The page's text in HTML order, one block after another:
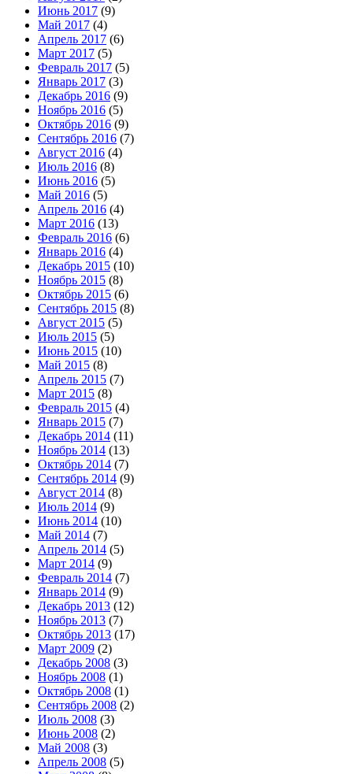
Июнь 2017 (9)
Май 2017 (4)
Апрель 2017 (6)
Март 2017 (5)
Февраль 2017 (5)
Январь 2017 (3)
Декабрь 2016 (9)
Ноябрь 2016 (5)
Октябрь 2016 (9)
Сентябрь 2016 (7)
Август 2016 (4)
Июль 2016 (8)
Июнь 2016 (5)
Май 2016 (5)
Апрель 2016 (4)
Март 2016 (13)
Февраль 2016 (6)
Январь 2016 (4)
Декабрь 2015 (10)
Ноябрь 2015 (8)
Октябрь 2015 (6)
Сентябрь 2015 (8)
Август 2015 (5)
Июль 2015 (5)
Июнь 2015 (10)
Май 2015 (8)
Апрель 2015 (7)
Март 2015 (8)
Февраль 2015 (4)
Январь 2015 (7)
Декабрь 2014 (11)
Ноябрь 2014 (13)
Октябрь 2014 (7)
Сентябрь 2014 (9)
Август 2014 (8)
Июль 2014 (9)
Июнь 2014 (10)
Май 2014 (7)
Апрель 2014 (5)
Март 2014 (9)
Февраль 2014 (7)
Январь 2014 (9)
Декабрь 2013 (12)
Ноябрь 2013 (7)
Октябрь 2013 (17)
Март 2009 (2)
Декабрь 2008 (3)
Ноябрь 2008 (1)
Октябрь 2008 (1)
Сентябрь 2008 (2)
Июль 2008 (3)
Июнь 2008 (2)
Май 2008 (3)
Апрель 2008 (5)